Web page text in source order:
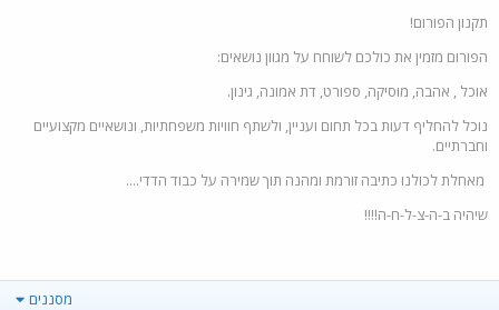
תקנון הפורום!
הפורום מזמין את כולכם לשוחח על מגוון נושאים:
אוכל , אהבה, מוסיקה, ספורט, דת אמונה, גינון.
נוכל להחליף דעות בכל תחום ועניין, ולשתף חוויות משפחתיות, ונושאיים מקצועיים
וחברתיים.
מאחלת לכולנו כתיבה זורמת ומהנה תוך שמירה על כבוד הדדי....
שיהיה ב-ה-צ-ל-ח-ה!!!!
מסננים